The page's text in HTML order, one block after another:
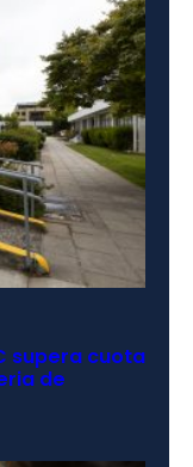
supera cuota
de